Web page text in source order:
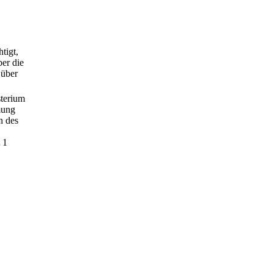
die
des